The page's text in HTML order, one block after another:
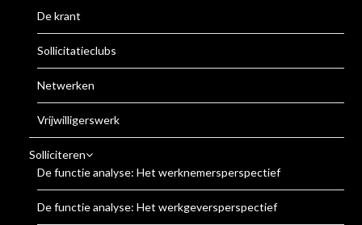
De krant
Sollicitatieclubs
Netwerken
Vrijwilligerswerk
Solliciteren
De functie analyse: Het werknemersperspectief
De functie analyse: Het werkgeversperspectief